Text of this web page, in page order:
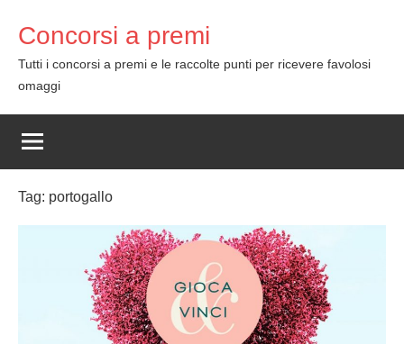
content
Concorsi a premi
Tutti i concorsi a premi e le raccolte punti per ricevere favolosi
omaggi
Tag: portogallo